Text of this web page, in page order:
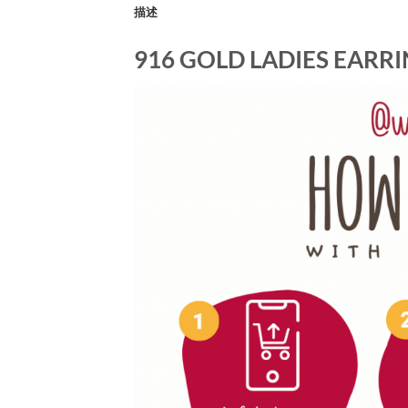
描述
916 GOLD LADIES